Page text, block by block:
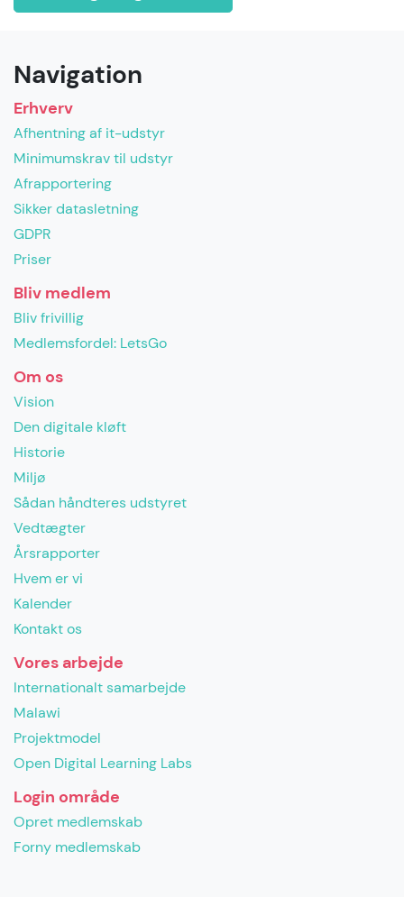
Navigation
Erhverv
Afhentning af it-udstyr
Minimumskrav til udstyr
Afrapportering
Sikker datasletning
GDPR
Priser
Bliv medlem
Bliv frivillig
Medlemsfordel: LetsGo
Om os
Vision
Den digitale kløft
Historie
Miljø
Sådan håndteres udstyret
Vedtægter
Årsrapporter
Hvem er vi
Kalender
Kontakt os
Vores arbejde
Internationalt samarbejde
Malawi
Projektmodel
Open Digital Learning Labs
Login område
Opret medlemskab
Forny medlemskab